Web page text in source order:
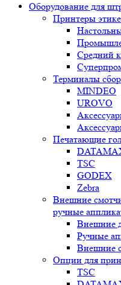
Оборудование для
Принтеры
Средний
Терминалы
MINDEO
UROVO
Печатающие
TSC
GODEX
Zebra
Внешние
ручные
Внешние
Ручные
Внешние
Опции для
TSC